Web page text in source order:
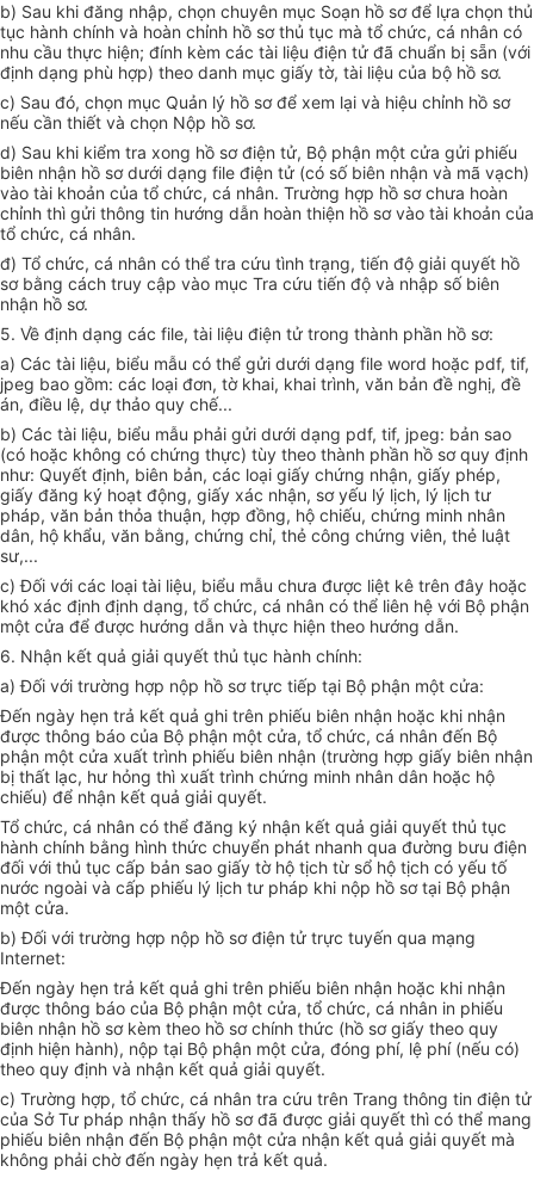
b) Sau khi đăng nhập, chọn chuyên mục Soạn hồ sơ để lựa chọn thủ
tục hành chính và hoàn chỉnh hồ sơ thủ tục mà tổ chức, cá nhân có
nhu cầu thực hiện; đính kèm các tài liệu điện tử đã chuẩn bị sẵn (với
định dạng phù hợp) theo danh mục giấy tờ, tài liệu của bộ hồ sơ.
c) Sau đó, chọn mục Quản lý hồ sơ để xem lại và hiệu chỉnh hồ sơ
nếu cần thiết và chọn Nộp hồ sơ.
d) Sau khi kiểm tra xong hồ sơ điện tử, Bộ phận một cửa gửi phiếu
biên nhận hồ sơ dưới dạng file điện tử (có số biên nhận và mã vạch)
vào tài khoản của tổ chức, cá nhân. Trường hợp hồ sơ chưa hoàn
chỉnh thì gửi thông tin hướng dẫn hoàn thiện hồ sơ vào tài khoản của
tổ chức, cá nhân.
đ) Tổ chức, cá nhân có thể tra cứu tình trạng, tiến độ giải quyết hồ
sơ bằng cách truy cập vào mục Tra cứu tiến độ và nhập số biên
nhận hồ sơ.
5. Về định dạng các file, tài liệu điện tử trong thành phần hồ sơ:
a) Các tài liệu, biểu mẫu có thể gửi dưới dạng file word hoặc pdf, tif,
jpeg bao gồm: các loại đơn, tờ khai, khai trình, văn bản đề nghị, đề
án, điều lệ, dự thảo quy chế...
b) Các tài liệu, biểu mẫu phải gửi dưới dạng pdf, tif, jpeg: bản sao
(có hoặc không có chứng thực) tùy theo thành phần hồ sơ quy định
như: Quyết định, biên bản, các loại giấy chứng nhận, giấy phép,
giấy đăng ký hoạt động, giấy xác nhận, sơ yếu lý lịch, lý lịch tư
pháp, văn bản thỏa thuận, hợp đồng, hộ chiếu, chứng minh nhân
dân, hộ khẩu, văn bằng, chứng chỉ, thẻ công chứng viên, thẻ luật
sư,...
c)Đối với các loại tài liệu, biểu mẫu chưa được liệt kê trên đây hoặc
khó xác định định dạng, tổ chức, cá nhân có thể liên hệ với Bộ phận
một cửa để được hướng dẫn và thực hiện theo hướng dẫn.
6. Nhận kết quả giải quyết thủ tục hành chính:
a)Đối với trường hợp nộp hồ sơ trực tiếp tại Bộ phận một cửa:
Đến ngày hẹn trả kết quả ghi trên phiếu biên nhận hoặc khi nhận
được thông báo của Bộ phận một cửa, tổ chức, cá nhân đến Bộ
phận một cửa xuất trình phiếu biên nhận (trường hợp giấy biên nhận
bị thất lạc, hư hỏng thì xuất trình chứng minh nhân dân hoặc hộ
chiếu) để nhận kết quả giải quyết.
Tổ chức, cá nhân có thể đăng ký nhận kết quả giải quyết thủ tục
hành chính bằng hình thức chuyển phát nhanh qua đường bưu điện
đối với thủ tục cấp bản sao giấy tờ hộ tịch từ sổ hộ tịch có yếu tố
nước ngoài và cấp phiếu lý lịch tư pháp khi nộp hồ sơ tại Bộ phận
một cửa.
b)Đối với trường hợp nộp hồ sơ điện tử trực tuyến qua mạng
Internet:
Đến ngày hẹn trả kết quả ghi trên phiếu biên nhận hoặc khi nhận
được thông báo của Bộ phận một cửa, tổ chức, cá nhân in phiếu
biên nhận hồ sơ kèm theo hồ sơ chính thức (hồ sơ giấy theo quy
định hiện hành), nộp tại Bộ phận một cửa, đóng phí, lệ phí (nếu có)
theo quy định và nhận kết quả giải quyết.
c) Trường hợp, tổ chức, cá nhân tra cứu trên Trang thông tin điện tử
của Sở Tư pháp nhận thấy hồ sơ đã được giải quyết thì có thể mang
phiếu biên nhận đến Bộ phận một cửa nhận kết quả giải quyết mà
không phải chờ đến ngày hẹn trả kết quả.